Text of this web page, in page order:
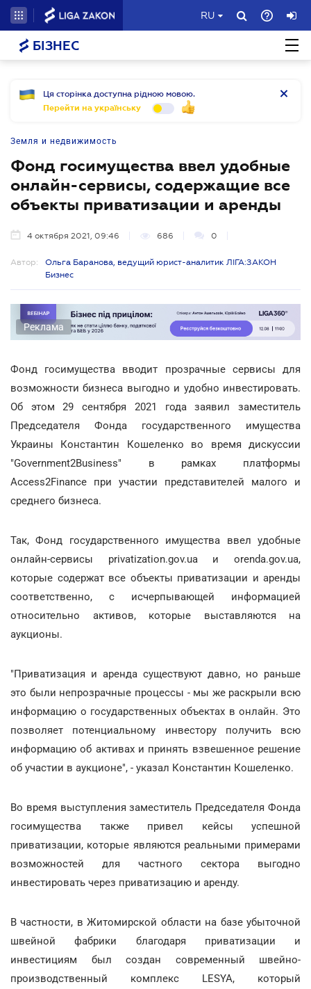
RU
БІЗНЕС
Ця сторінка доступна рідною мовою.
Перейти на українську
Земля и недвижимость
Фонд госимущества ввел удобные
онлайн-сервисы, содержащие все
объекты приватизации и аренды
4 октября 2021, 09:46 686 0
Автор:
Ольга Баранова, ведущий юрист-аналитик ЛІГА:ЗАКОН
Бизнес
Реклама
Фонд госимущества вводит прозрачные сервисы для
возможности бизнеса выгодно и удобно инвестировать.
Об этом 29 сентября 2021 года заявил заместитель
Председателя Фонда государственного имущества
Украины Константин Кошеленко во время дискуссии
"Government2Business" в рамках платформы
Access2Finance при участии представителей малого и
среднего бизнеса.
Так, Фонд государственного имущества ввел удобные
онлайн-сервисы privatization.gov.ua и orenda.gov.ua,
которые содержат все объекты приватизации и аренды
соответственно, с исчерпывающей информацией
относительно активов, которые выставляются на
аукционы.
"Приватизация и аренда существуют давно, но раньше
это были непрозрачные процессы - мы же раскрыли всю
информацию о государственных объектах в онлайн. Это
позволяет потенциальному инвестору получить всю
информацию об активах и принять взвешенное решение
об участии в аукционе", - указал Константин Кошеленко.
Во время выступления заместитель Председателя Фонда
госимущества также привел кейсы успешной
приватизации, которые являются реальными примерами
возможностей для частного сектора выгодно
инвестировать через приватизацию и аренду.
В частности, в Житомирской области на базе убыточной
швейной фабрики благодаря приватизации и
инвестициям был создан современный швейно-
производственный комплекс LESYA, который